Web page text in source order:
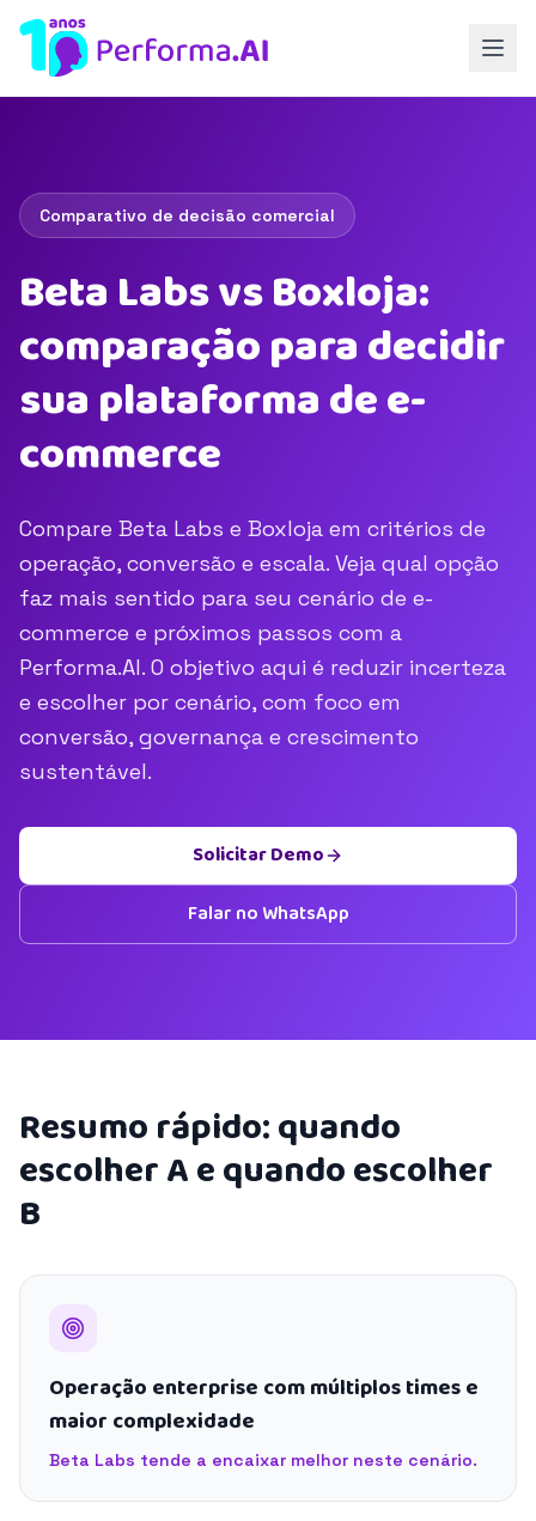
Comparativo de decisão comercial
Beta Labs vs Boxloja:
comparação para decidir
sua plataforma de e-
commerce
Compare Beta Labs e Boxloja em critérios de
operação, conversão e escala. Veja qual opção
faz mais sentido para seu cenário de e-
commerce e próximos passos com a
Performa.AI. O objetivo aqui é reduzir incerteza
e escolher por cenário, com foco em
conversão, governança e crescimento
sustentável.
Solicitar Demo
Falar no WhatsApp
Resumo rápido: quando
escolher A e quando escolher
B
Operação enterprise com múltiplos times e
maior complexidade
Beta Labs tende a encaixar melhor neste cenário.